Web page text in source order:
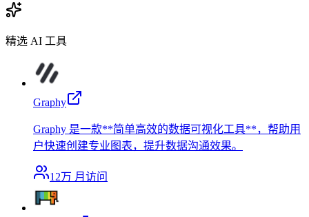
精选 AI 工具
Graphy
Graphy 是一款**简单高效的数据可视化工具**，帮助用
户快速创建专业图表，提升数据沟通效果。
12万 月访问